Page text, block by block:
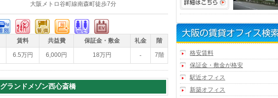
大阪メトロ谷町線南森町徒歩7分
賃料 共益費 保証金・敷金 礼金 階
6.5万円 6,000円 18万円 - 7階
グランドメゾン西心斎橋
格安賃料
保証金・敷金が格安
駅近オフィス
新築オフィス